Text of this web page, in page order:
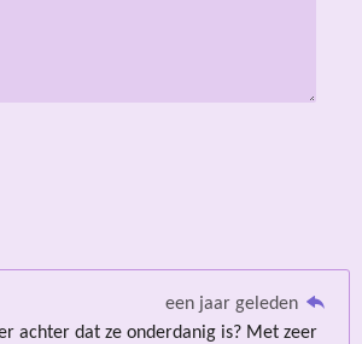
een jaar geleden
achter dat ze onderdanig is? Met zeer